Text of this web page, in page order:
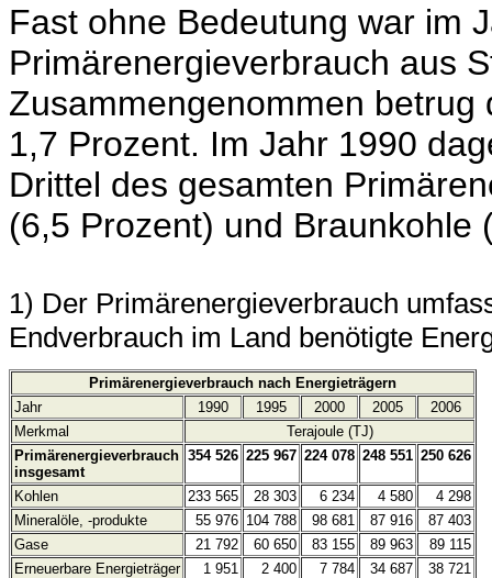
Fast ohne Bedeutung war im
Primärenergieverbrauch aus
Zusammengenommen
1,7 Prozent. Im Jahr 1990
Drittel des gesamten
(6,5 Prozent) und Braunkohle
1) Der Primärenergieverbrauch
Endverbrauch im Land benötigte
Primärenergieverbrauch nach Energieträgern
Jahr
1990 1995 2000 2005
2006
Merkmal
Terajoule (TJ)
Primärenergieverbrauch
insgesamt
354 526 225 967 224 078 248 551 250 626
Kohlen 233 565 28 303 6 234 4 580
4 298
Mineralöle, -produkte
55 976 104 788 98 681 87 916
87 403
Gase
21 792 60 650 83 155 89 963
89 115
Erneuerbare Energieträger
1 951 2 400 7 784 34 687
38 721